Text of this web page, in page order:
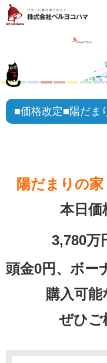
■価格改定■陽だま
陽だまりの
本日価
3,780万
頭金0円、ボー
購入可
ぜひご